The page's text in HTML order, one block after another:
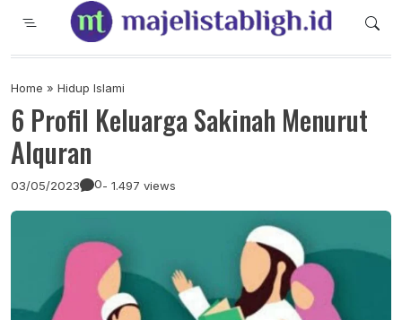
Majelis Tabligh Muhammadiyah
Syiar Dakwah Islam Berkemajuan dan
Home » Hidup Islami
6 Profil Keluarga Sakinah Menurut
Alquran
03/05/2023 0- 1.497 views